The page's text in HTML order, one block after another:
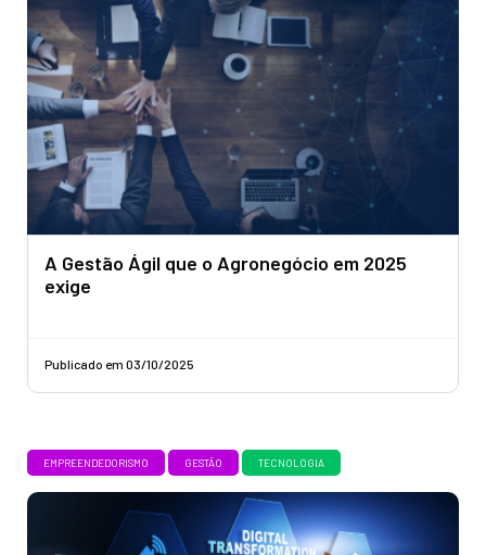
A Gestão Ágil que o Agronegócio em 2025
exige
Publicado em 03/10/2025
EMPREENDEDORISMO GESTÃO TECNOLOGIA